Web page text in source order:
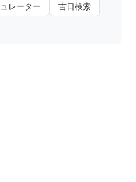
レーター 吉日検索